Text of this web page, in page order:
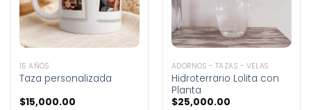
15 AÑOS
Taza personalizada
$15,000.00
ADORNOS - TAZAS - VELAS
Hidroterrario Lolita con
Planta
$25,000.00